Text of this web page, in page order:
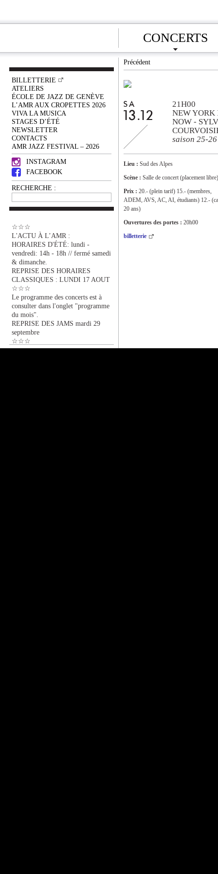
CONCERTS
BILLETTERIE
ATELIERS
ÉCOLE DE JAZZ DE GENÈVE
L’AMR AUX CROPETTES 2026
VIVA LA MUSICA
STAGES D’ÉTÉ
NEWSLETTER
CONTACTS
AMR JAZZ FESTIVAL – 2026
INSTAGRAM
FACEBOOK
RECHERCHE :
☆☆☆
L'ACTU À L’AMR :
HORAIRES D'ÉTÉ: lundi -
vendredi: 14h - 18h // fermé samedi
& dimanche.
REPRISE DES HORAIRES
CLASSIQUES : LUNDI 17 AOUT
☆☆☆
Le programme des concerts est à
consulter dans l'onglet "programme
du mois".
REPRISE DES JAMS mardi 29
septembre
☆☆☆
Précédent
SA
13.12
21H00
NEW YORK
NOW -
saison 25-26
Lieu : Sud des Alpes
Scène : Salle de concert (placement libre)
Prix : 20.- (plein tarif) 15.- (membres,
ADEM, AVS, AC, AI, étudiants) 12.-
20 ans)
Ouvertures des portes : 20h00
billetterie